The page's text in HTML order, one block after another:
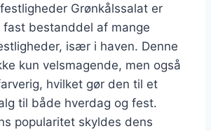
Grønkålssalat er
fast bestanddel af mange
især i haven. Denne
kun velsmagende, men også
hvilket gør den til et
til både hverdag og fest.
popularitet skyldes dens